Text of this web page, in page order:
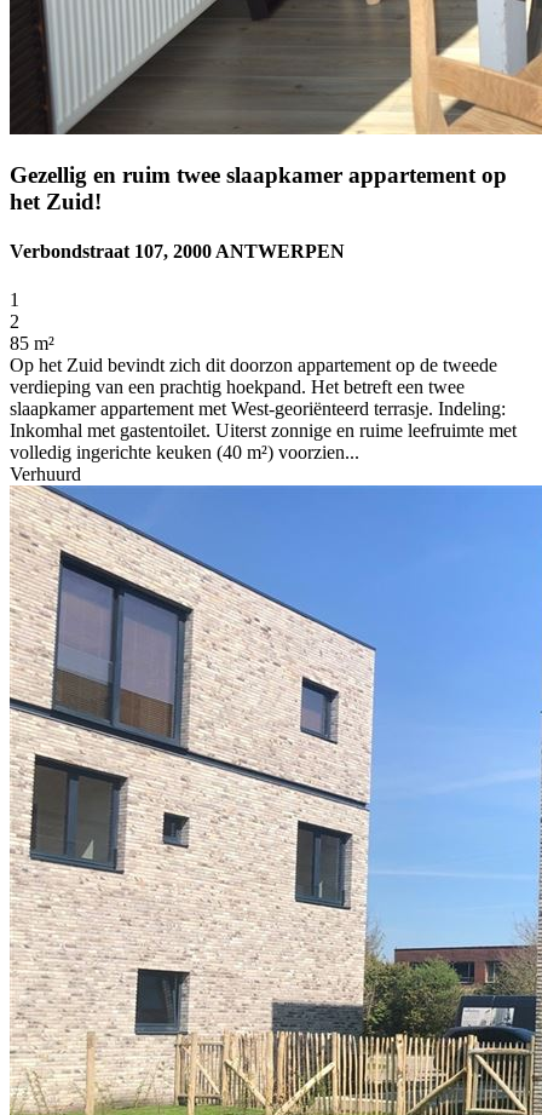
Gezellig en ruim twee slaapkamer appartement op
het Zuid!
Verbondstraat 107, 2000 ANTWERPEN
1
2
85 m²
Op het Zuid bevindt zich dit doorzon appartement op de tweede
verdieping van een prachtig hoekpand. Het betreft een twee
slaapkamer appartement met West-georiënteerd terrasje. Indeling:
Inkomhal met gastentoilet. Uiterst zonnige en ruime leefruimte met
volledig ingerichte keuken (40 m²) voorzien...
Verhuurd